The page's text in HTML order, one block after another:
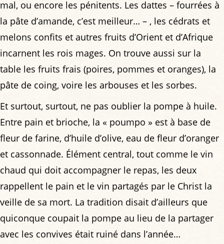
mal, ou encore les pénitents. Les dattes – fourrées à
la pâte d’amande, c’est meilleur… – , les cédrats et
melons confits et autres fruits d’Orient et d’Afrique
incarnent les rois mages. On trouve aussi sur la
table les fruits frais (poires, pommes et oranges), la
pâte de coing, voire les arbouses et les sorbes.
Et surtout, surtout, ne pas oublier la pompe à huile.
Entre pain et brioche, la « poumpo » est à base de
fleur de farine, d’huile d’olive, eau de fleur d’oranger
et cassonnade. Élément central, tout comme le vin
chaud qui doit accompagner le repas, les deux
rappellent le pain et le vin partagés par le Christ la
veille de sa mort. La tradition disait d’ailleurs que
quiconque coupait la pompe au lieu de la partager
avec les convives était ruiné dans l’année…